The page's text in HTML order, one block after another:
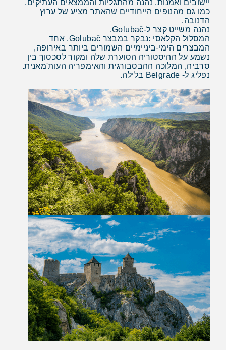
יישובים ואמנות. נהנה מהתגליות והממצאים העתיקים,
כמו גם מהנופים הייחודיים שהאתר מציע של ערוץ
הדנובה.
נהנה משייט קצר ל-Golubač.
המסלול הקלאסי :נבקר במבצר Golubač, אחד
המבצרים הימי-ביניימיים השמורים ביותר באירופה,
נשמע על ההיסטוריה הסוערת שלה ומקור לסכסוך בין
סרביה, המלוכה ההבסבורגית והאימפריה העות'מאנית.
נפליג ל- Belgrade בלילה.